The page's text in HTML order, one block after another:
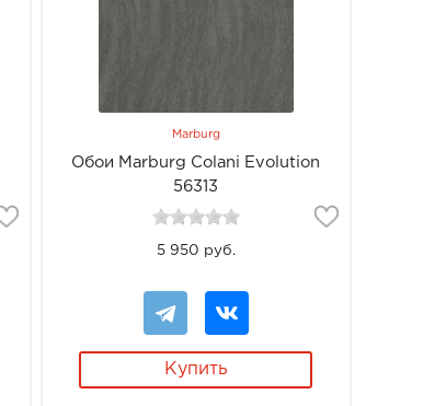
Marburg
Обои Marburg Colani Evolution
56313
5 950 руб.
Купить